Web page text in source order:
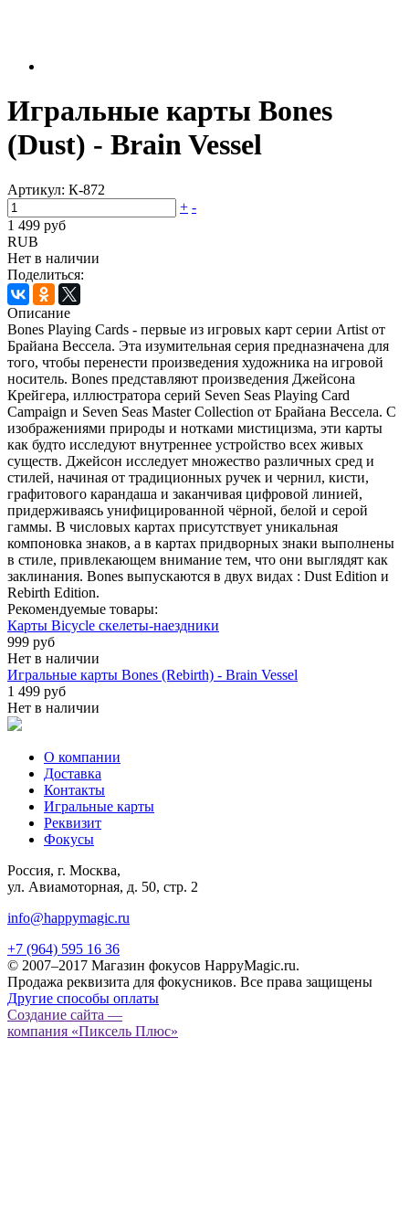
Игральные карты Bones
(Dust) - Brain Vessel
Артикул: К-872
+ -
1 499 руб
RUB
Нет в наличии
Поделиться:
Описание
Bones Playing Cards - первые из игровых карт серии Artist от
Брайана Вессела. Эта изумительная серия предназначена для
того, чтобы перенести произведения художника на игровой
носитель. Bones представляют произведения Джейсона
Крейгера, иллюстратора серий Seven Seas Playing Card
Campaign и Seven Seas Master Collection от Брайана Вессела. С
изображениями природы и нотками мистицизма, эти карты
как будто исследуют внутреннее устройство всех живых
существ. Джейсон исследует множество различных сред и
стилей, начиная от традиционных ручек и чернил, кисти,
графитового карандаша и заканчивая цифровой линией,
придерживаясь унифицированной чёрной, белой и серой
гаммы. В числовых картах присутствует уникальная
компоновка знаков, а в картах придворных знаки выполнены
в стиле, привлекающем внимание тем, что они выглядят как
заклинания. Bones выпускаются в двух видах : Dust Edition и
Rebirth Edition.
Рекомендуемые товары:
Карты Bicycle скелеты-наездники
999 руб
Нет в наличии
Игральные карты Bones (Rebirth) - Brain Vessel
1 499 руб
Нет в наличии
О компании
Доставка
Контакты
Игральные карты
Реквизит
Фокусы
Россия, г. Москва,
ул. Авиамоторная, д. 50, стр. 2
info@happymagic.ru
+7 (964) 595 16 36
© 2007–2017 Магазин фокусов HappyMagic.ru.
Продажа реквизита для фокусников. Все права защищены
Другие способы оплаты
Создание сайта —
компания «Пиксель Плюс»